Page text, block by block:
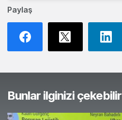
Paylaş
Bunlar ilginizi çekebilir